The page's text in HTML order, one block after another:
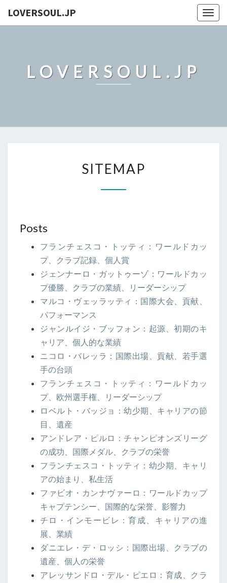
LOVERSOUL.JP
LOVERSOUL.JP
SITEMAP
Posts
フランチェスコ・トッティ：ワールドカッ
プ、クラブ記録、個人賞
ジェンナーロ・ガットゥーゾ：ワールドカッ
プ優勝、クラブの業績、リーダーシップ
マルコ・ヴェッラッティ：国際大会、貢献、
パフォーマンス
ジャンルイジ・ブッフォン：起源、初期のキ
ャリア、個人的な業績
ニコロ・バレッラ：国際出場、貢献、若手選
手の台頭
フランチェスコ・トッティ：ワールドカッ
プ、欧州選手権、リーダーシップ
ロベルト・バッジョ：幼少期、キャリアの節
目、遺産
アンドレア・ピルロ：チャンピオンズリーグ
の成功、国際メダル、クラブの栄誉
フランチェスコ・トッティ：幼少期、キャリ
アの始まり、私生活
ファビオ・カンナヴァーロ：ワールドカップ
キャプテンシー、国際的な栄誉、影響力
チロ・インモービレ：育成、キャリアの進
展、業績
ダニエレ・デ・ロッシ：国際出場、クラブの
遺産、個人の栄誉
アレッサンドロ・デル・ピエロ：育成、クラ